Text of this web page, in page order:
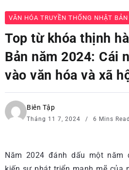
VĂN HÓA TRUYỀN THỐNG NHẬT BẢN
Top từ khóa thịnh
Bản năm 2024: Cái
vào văn hóa và xã
Biên Tập
Tháng 11 7, 2024 6 Mins Read
Năm 2024 đánh dấu một năm